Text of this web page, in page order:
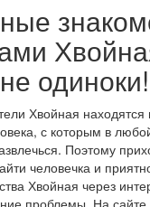
одиноки!
Хвойная
с которым в
Поэтому
человечка и
Хвойная через
проблемы. На